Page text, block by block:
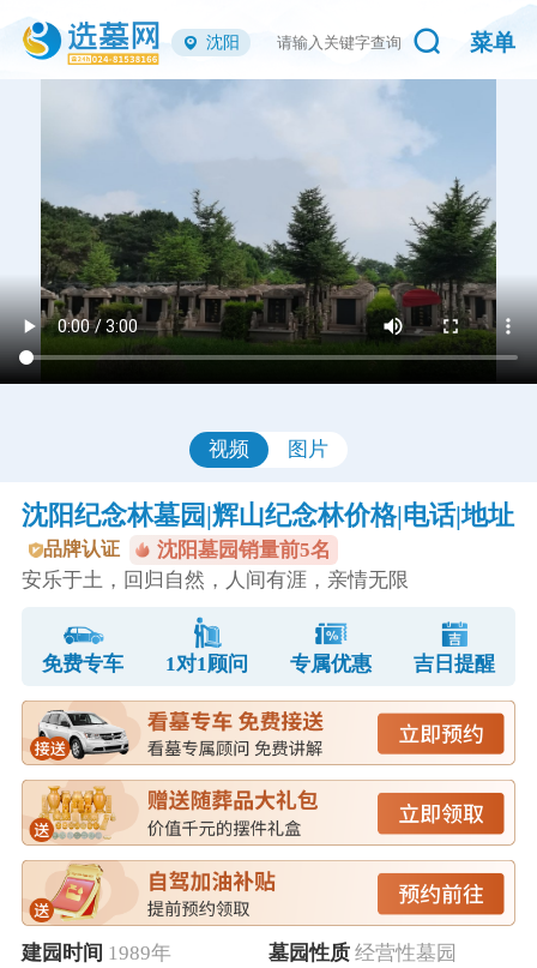
沈阳 菜单
视频 图片
沈阳纪念林墓园|辉山纪念林价格|电话|地址
品牌认证
沈阳墓园销量前5名
安乐于土，回归自然，人间有涯，亲情无限
免费专车 1对1顾问 专属优惠 吉日提醒
建园时间 1989年 墓园性质 经营性墓园